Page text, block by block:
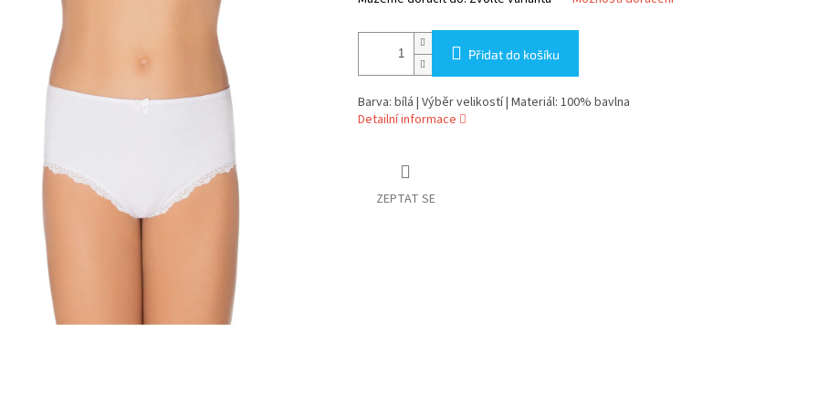
Přidat do košíku
Barva: bílá | Výběr velikostí | Materiál: 100% bavlna
Detailní informace
ZEPTAT SE